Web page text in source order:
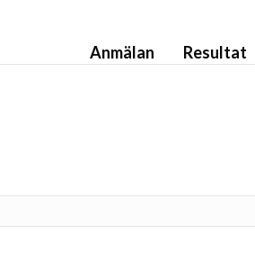
Anmälan Resultat